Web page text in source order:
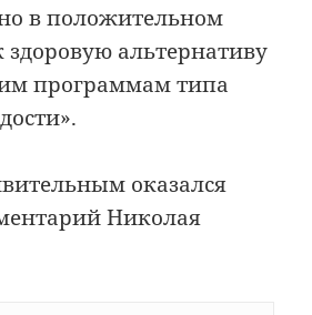
в положительном
здоровую альтернативу
программам типа
оказался
Николая